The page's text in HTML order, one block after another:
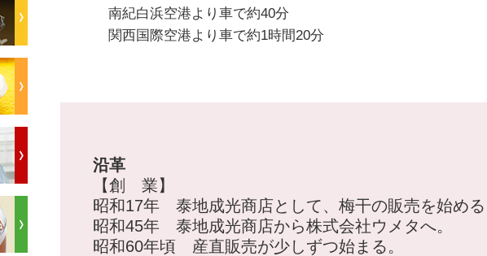
南紀白浜空港より車で約40分
関西国際空港より車で約1時間20分
沿革
【創 業】
昭和17年 泰地成光商店として、梅干の販売を始め
昭和45年 泰地成光商店から株式会社ウメタへ。
昭和60年頃 産直販売が少しずつ始まる。